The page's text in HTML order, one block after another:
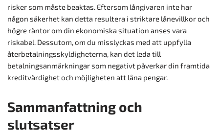
risker som måste beaktas. Eftersom långivaren inte har
någon säkerhet kan detta resultera i striktare lånevillkor och
högre räntor om din ekonomiska situation anses vara
riskabel. Dessutom, om du misslyckas med att uppfylla
återbetalningsskyldigheterna, kan det leda till
betalningsanmärkningar som negativt påverkar din framtida
kreditvärdighet och möjligheten att låna pengar.
Sammanfattning och
slutsatser